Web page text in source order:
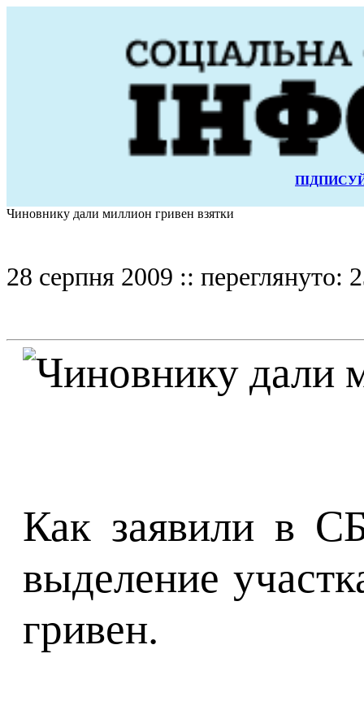
Чиновнику дали миллион гривен взятки
28 серпня 2009 :: переглянуто:
Как заявили в
выделение
гривен.